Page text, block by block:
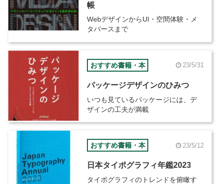
帳
WebデザインからUI・空間体験・メ
タバースまで
おすすめ書籍・本 23/5/31
パッケージデザインのひみつ
いつも見ているパッケージには、デ
ザインの工夫が満載
おすすめ書籍・本 23/5/12
日本タイポグラフィ年鑑2023
タイポグラフィのトレンドを俯瞰す